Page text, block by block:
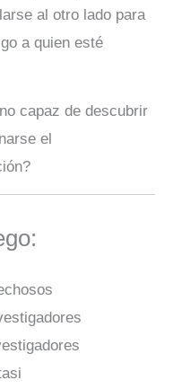
al otro lado para
a quien esté
capaz de descubrir
el